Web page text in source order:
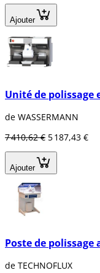
Ajouter
Unité de polissage
de WASSERMANN
7 410,62 € 5 187,43 €
Ajouter
Poste de polissage
de TECHNOFLUX